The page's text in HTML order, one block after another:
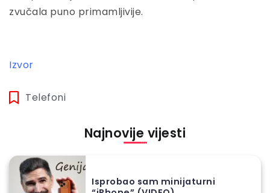
zvučala puno primamljivije.
Izvor
Telefoni
Najnovije vijesti
Isprobao sam minijaturni